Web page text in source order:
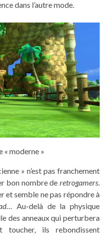
dans l’autre mode.
« moderne »
» n’est pas franchement
bon nombre de retrogamers.
et semble ne pas répondre à
… Au-delà de la physique
des anneaux qui perturbera
toucher, ils rebondissent